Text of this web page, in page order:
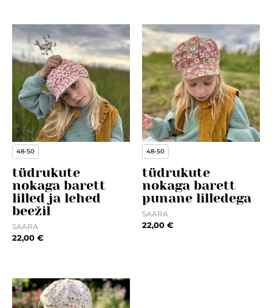
48-50
tüdrukute
nokaga barett
lilled ja lehed
beežil
SAARA
22,00 €
48-50
tüdrukute
nokaga barett
punane lilledega
SAARA
22,00 €